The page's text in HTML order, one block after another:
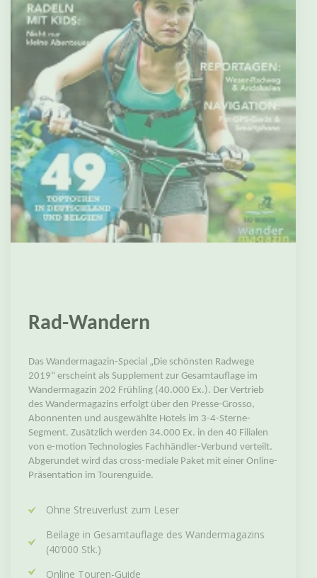
Rad-Wandern
Das Wandermagazin-Special „Die schönsten Radwege
2019“ erscheint als Supplement zur Gesamtauflage im
Wandermagazin 202 Frühling (40.000 Ex.). Der Vertrieb
des Wandermagazins erfolgt über den Presse-Grosso,
Abonnenten und ausgewählte Hotels im 3-4-Sterne-
Segment. Zusätzlich werden 34.000 Ex. in den 40 Filialen
von e-motion Technologies Fachhändler-Verbund verteilt.
Abgerundet wird das cross-mediale Paket mit einer Online-
Präsentation im Tourenguide.
Ohne Streuverlust zum Leser
Beilage in Gesamtauflage des Wandermagazins
(40’000 Stk.)
Online Touren-Guide